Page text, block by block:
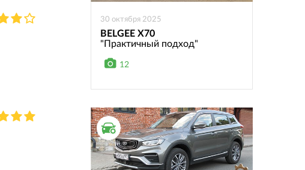
30 октября 2025
BELGEE X70
"Практичный подход"
12
ТЕСТ ДРАЙВ